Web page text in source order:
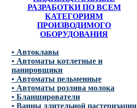
РАЗРАБОТКИ ПО ВСЕМ
КАТЕГОРИЯМ
ПРОИЗВОДИМОГО
ОБОРУДОВАНИЯ
• Автоклавы
• Автоматы котлетные и
панировщики
• Автоматы пельменные
• Автоматы розлива молока
• Бланширователи
• Ванны длительной пастеризации